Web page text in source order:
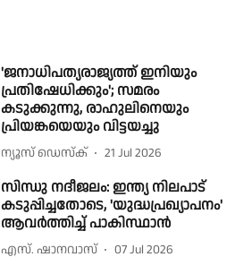
'ജനാധിപത്യരാജ്യത്ത് ഇനിയും
പ്രതിഷേധിക്കും'; സമരം
കടുക്കുന്നു, രാഹുലിനെയും
പ്രിയങ്കയെയും വിട്ടയച്ചു
ന്യൂസ് ഡെസ്ക് 21 Jul 2026
സിന്ധു നദീജലം: ഇന്ത്യ നിലപാട്
കടുപ്പിച്ചതോടെ, 'യുദ്ധപ്രഖ്യാപനം'
ആവര്‍ത്തിച്ച് പാകിസ്ഥാന്‍
എസ്. ഷാനവാസ് 07 Jul 2026